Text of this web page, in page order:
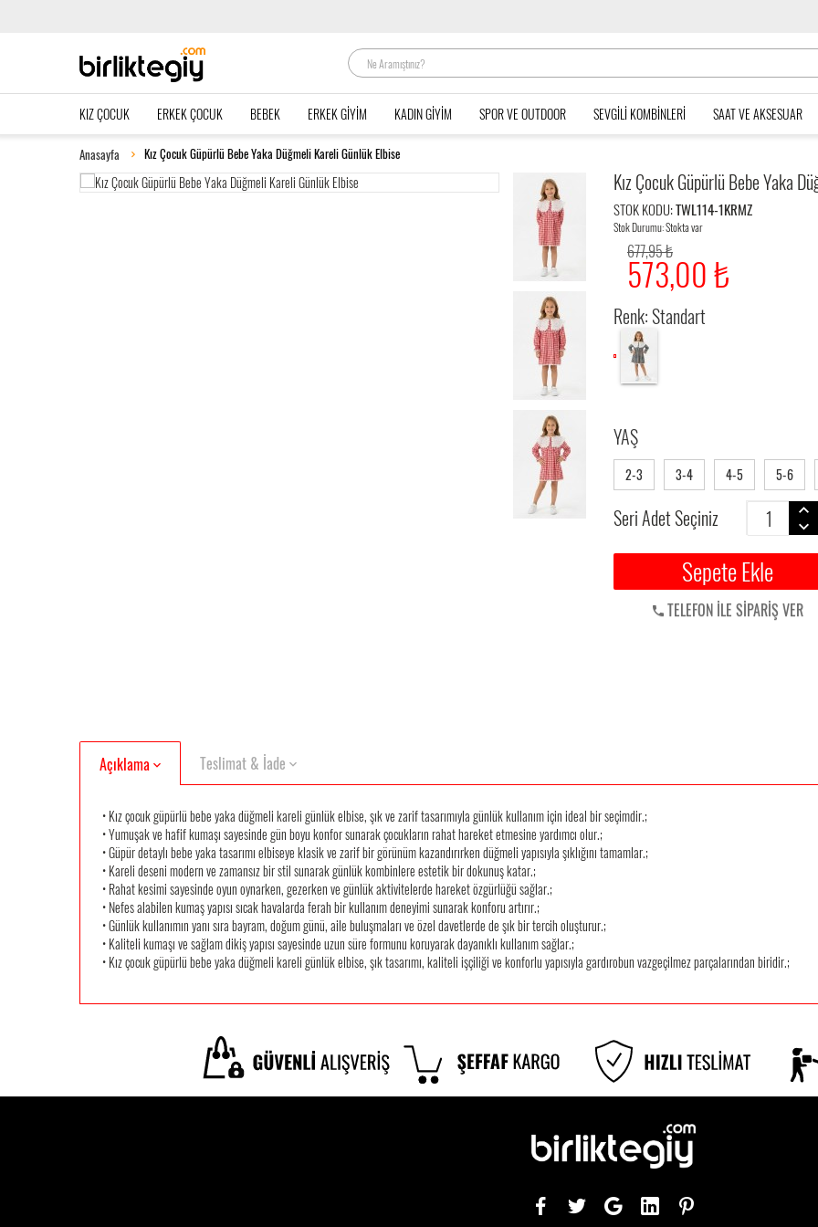
KIZ ÇOCUK ERKEK ÇOCUK BEBEK ERKEK GIYIM KADIN GIYIM SPOR VE OUTDOOR SEVGILI KOMBINLERI SAAT VE AKSESUAR
Anasayfa Kız Çocuk Güpürlü Bebe Yaka Düğmeli Kareli Günlük Elbise
Kız Çocuk Güpürlü Bebe Yaka
STOK KODU:TWL114-1KRMZ
Stok Durumu: Stokta var
677,95 ₺
573,00 ₺
Renk: Standart
YAŞ
2-3 3-4 4-5 5-6
Seri Adet Seçiniz
Sepete Ekle
TELEFON İLE SİPARİŞ VER
Açıklama Teslimat & İade
• Kız çocuk güpürlü bebe yaka düğmeli kareli günlük elbise, şık ve zarif tasarımıyla günlük kullanım için ideal bir seçimdir.;
• Yumuşak ve hafif kumaşı sayesinde gün boyu konfor sunarak çocukların rahat hareket etmesine yardımcı olur.;
• Güpür detaylı bebe yaka tasarımı elbiseye klasik ve zarif bir görünüm kazandırırken düğmeli yapısıyla şıklığını tamamlar.;
• Kareli deseni modern ve zamansız bir stil sunarak günlük kombinlere estetik bir dokunuş katar.;
• Rahat kesimi sayesinde oyun oynarken, gezerken ve günlük aktivitelerde hareket özgürlüğü sağlar.;
• Nefes alabilen kumaş yapısı sıcak havalarda ferah bir kullanım deneyimi sunarak konforu artırır.;
• Günlük kullanımın yanı sıra bayram, doğum günü, aile buluşmaları ve özel davetlerde de şık bir tercih oluşturur.;
• Kaliteli kumaşı ve sağlam dikiş yapısı sayesinde uzun süre formunu koruyarak dayanıklı kullanım sağlar.;
• Kız çocuk güpürlü bebe yaka düğmeli kareli günlük elbise, şık tasarımı, kaliteli işçiliği ve konforlu yapısıyla gardırobun vazgeçilmez parçalarından biridir.;